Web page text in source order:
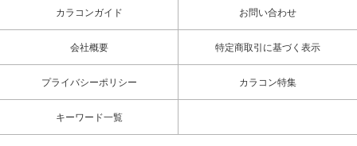
カラコンガイド お問い合わせ
会社概要 特定商取引に基づく表示
プライバシーポリシー カラコン特集
キーワード一覧